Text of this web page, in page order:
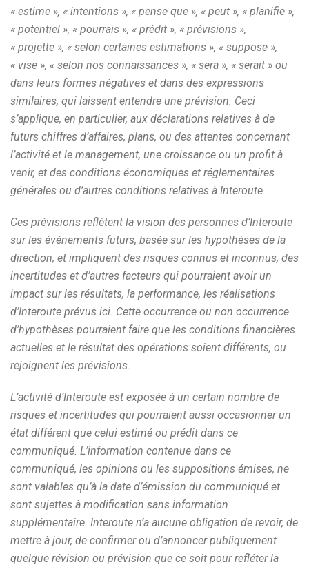
« estime », « intentions », « pense que », « peut », « planifie »,
« potentiel », « pourrais », « prédit », « prévisions »,
« projette », « selon certaines estimations », « suppose »,
« vise », « selon nos connaissances », « sera », « serait » ou
dans leurs formes négatives et dans des expressions
similaires, qui laissent entendre une prévision. Ceci
s’applique, en particulier, aux déclarations relatives à de
futurs chiffres d’affaires, plans, ou des attentes concernant
l’activité et le management, une croissance ou un profit à
venir, et des conditions économiques et réglementaires
générales ou d’autres conditions relatives à Interoute.
Ces prévisions reflètent la vision des personnes d’Interoute
sur les événements futurs, basée sur les hypothèses de la
direction, et impliquent des risques connus et inconnus, des
incertitudes et d’autres facteurs qui pourraient avoir un
impact sur les résultats, la performance, les réalisations
d’Interoute prévus ici. Cette occurrence ou non occurrence
d’hypothèses pourraient faire que les conditions financières
actuelles et le résultat des opérations soient différents, ou
rejoignent les prévisions.
L’activité d’Interoute est exposée à un certain nombre de
risques et incertitudes qui pourraient aussi occasionner un
état différent que celui estimé ou prédit dans ce
communiqué. L’information contenue dans ce
communiqué, les opinions ou les suppositions émises, ne
sont valables qu’à la date d’émission du communiqué et
sont sujettes à modification sans information
supplémentaire. Interoute n’a aucune obligation de revoir, de
mettre à jour, de confirmer ou d’annoncer publiquement
quelque révision ou prévision que ce soit pour refléter la